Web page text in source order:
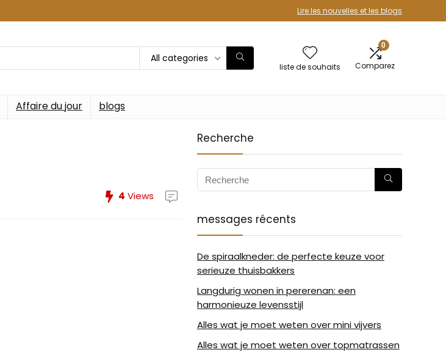
Lire les nouvelles et les blogs
All categories
liste de souhaits
0
Comparez
Affaire du jour blogs
4 Views
Recherche
messages récents
De spiraalkneder: de perfecte keuze voor
serieuze thuisbakkers
Langdurig wonen in pererenan: een
harmonieuze levensstijl
Alles wat je moet weten over mini vijvers
Alles wat je moet weten over topmatrassen